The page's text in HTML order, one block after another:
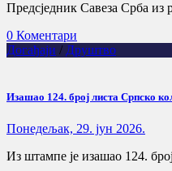
Предсједник Савеза Срба из
0 Коментари
Догађаји / Друштво
Изашао 124. број листа Српско
Понедељак, 29. јун 2026.
Из штампе је изашао 124. број